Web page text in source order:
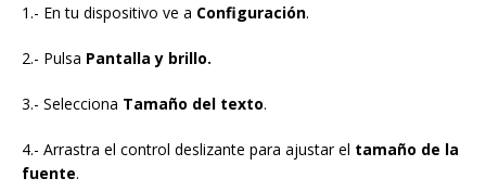
1.- En tu dispositivo ve a Configuración.
2.- Pulsa Pantalla y brillo.
3.- Selecciona Tamaño del texto.
4.- Arrastra el control deslizante para ajustar el tamaño de la
fuente.